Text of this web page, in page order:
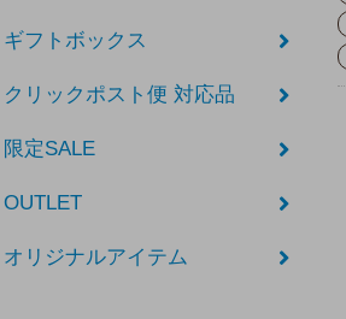
ギフトボックス
クリックポスト便 対応品
限定SALE
OUTLET
オリジナルアイテム